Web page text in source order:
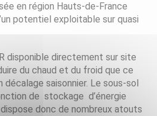
en région Hauts-de-France
potentiel exploitable sur quasi
disponible directement sur site
du chaud et du froid que ce
décalage saisonnier. Le sous-sol
de stockage d’énergie
donc de nombreux atouts